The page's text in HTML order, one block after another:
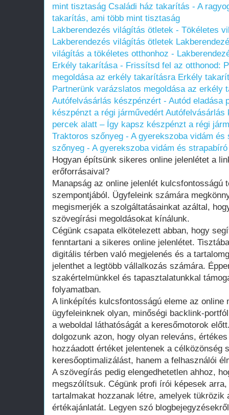
mint tisztaság Családi ház takarítás - A
takarítás, ami több mint tisztaság
Lakberendezés világítás ötletek - Tökéletes
Lakberendezés világítás ötletek
világítás a tökéletes otthonhoz -
Erkély takarítása - Frissítsd fel az otthonod:
megoldása az erkély takarításra Erkély
Partnerünk varázslatos megoldása az erkély
Autófelvásárlás készpénzért - Autód eladása
készpénzt a régi járművedért Autófelvásárlás
percek alatt – Így kapsz készpénzt a régi
Traktoros szőnyeg - A gyerekszoba vidám
szőnyeg - A gyerekszoba vidám és
Hogyan építsünk sikeres online jelenlétet a
erőforrásaival?
Manapság az online jelenlét kulcsfontosságú
szempontjából. Ügyfeleink számára
megismerjék a szolgáltatásainkat azáltal,
szövegírási megoldásokat kínálunk.
Cégünk csapata elkötelezett abban, hogy
fenntartani a sikeres online jelenlétet.
digitális térben való megjelenés és a
jelenthet a legtöbb vállalkozás számára.
szakértelmünkkel és tapasztalatunkkal
folyamatban.
A linképítés kulcsfontosságú eleme az online
ügyfeleinknek olyan, minőségi backlink-
a weboldal láthatóságát a keresőmotorok
dolgozunk azon, hogy olyan releváns,
hozzáadott értéket jelentenek a célközönség
keresőoptimalizálást, hanem a felhasználói
A szövegírás pedig elengedhetetlen ahhoz,
megszólítsuk. Cégünk profi írói képesek
tartalmakat hozzanak létre, amelyek tükrözik
értékajánlatát. Legyen szó